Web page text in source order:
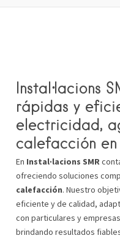
Instal·lacions
rápidas y
electricidad,
calefacción
En Instal·lacions SMR
ofreciendo soluciones
calefacción. Nuestro
eficiente y de calidad,
con particulares y
brindando resultados